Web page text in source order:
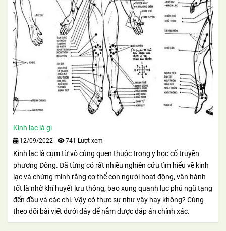
Kinh lạc là gì
12/09/2022 741 Lượt xem
Kinh lạc là cụm từ vô cùng quen thuộc trong y học cổ truyền
phương Đông. Đã từng có rất nhiều nghiên cứu tìm hiểu về kinh
lạc và chứng minh rằng cơ thể con người hoạt động, vận hành
tốt là nhờ khí huyết lưu thông, bao xung quanh lục phủ ngũ tạng
đến đầu và các chi. Vậy có thực sự như vậy hay không? Cùng
theo dõi bài viết dưới đây để nắm được đáp án chính xác.